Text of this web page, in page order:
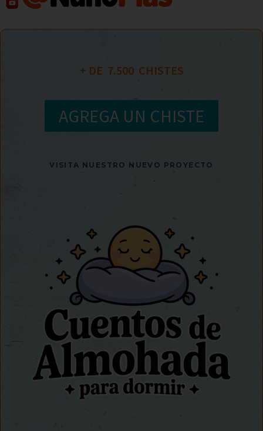
+ DE 7.500
  CHISTES
AGREGA UN CHISTE
VISITA NUESTRO NUEVO PROYECTO